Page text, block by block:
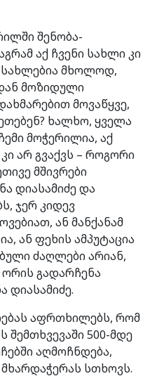
შენობა-
აქ ჩვენი სახლი კი
სახლებია მხოლოდ,
მოზიდული
მოვაწყვე,
ხალხო, ყველა
მოჭერილია, აქ
არ გვაქვს – როგორი
მშივრები
დიასამიძე და
ჯერ კიდევ
ან მანქანამ
ან ფეხის ამპუტაცია
ძაღლები არიან,
გადარჩენა
დიასამიძე.
აფრთხილებს, რომ
შემთხვევაში 500-მდე
აღმოჩნდება,
სთხოვს.